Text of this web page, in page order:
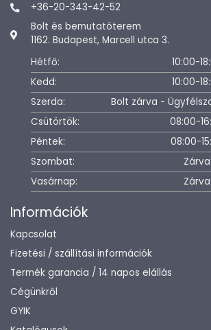
+36-20-343-42-52
Bolt és bemutatóterem
1162. Budapest, Marcell utca 3.
Hétfő:
10:00-
Kedd:
10:00-
Szerda:
Bolt zárva -
Csütörtök:
08:00-
Péntek:
08:00-
Szombat:
Zárva
Vasárnap:
Zárva
Információk
Kapcsolat
Fizetési / szállítási információk
Termék garancia / 14 napos elállás
Cégünkről
GYIK